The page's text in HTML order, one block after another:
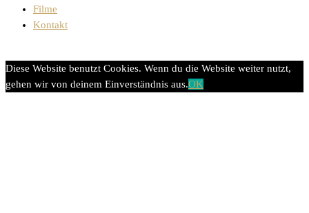
Filme
Kontakt
Diese Website benutzt Cookies. Wenn du die Website weiter nutzt,
gehen wir von deinem Einverständnis aus.OK